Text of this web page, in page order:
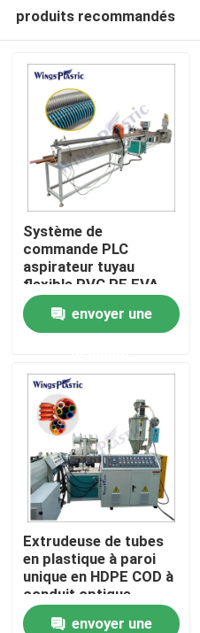
Maison
Produits
Au sujet de nous
Visite d'usine
Contrôle de qualité
Contactez-nous
Machine en plastique
Ligne en plastique
produits recommandés
Système de
commande PLC
aspirateur tuyau
flexible PVC PE EVA
machine d'extrusion
de tuyau en plastique
envoyer une
Extrudeuse de tubes
en plastique à paroi
unique en HDPE COD à
conduit optique
ondulé
envoyer une